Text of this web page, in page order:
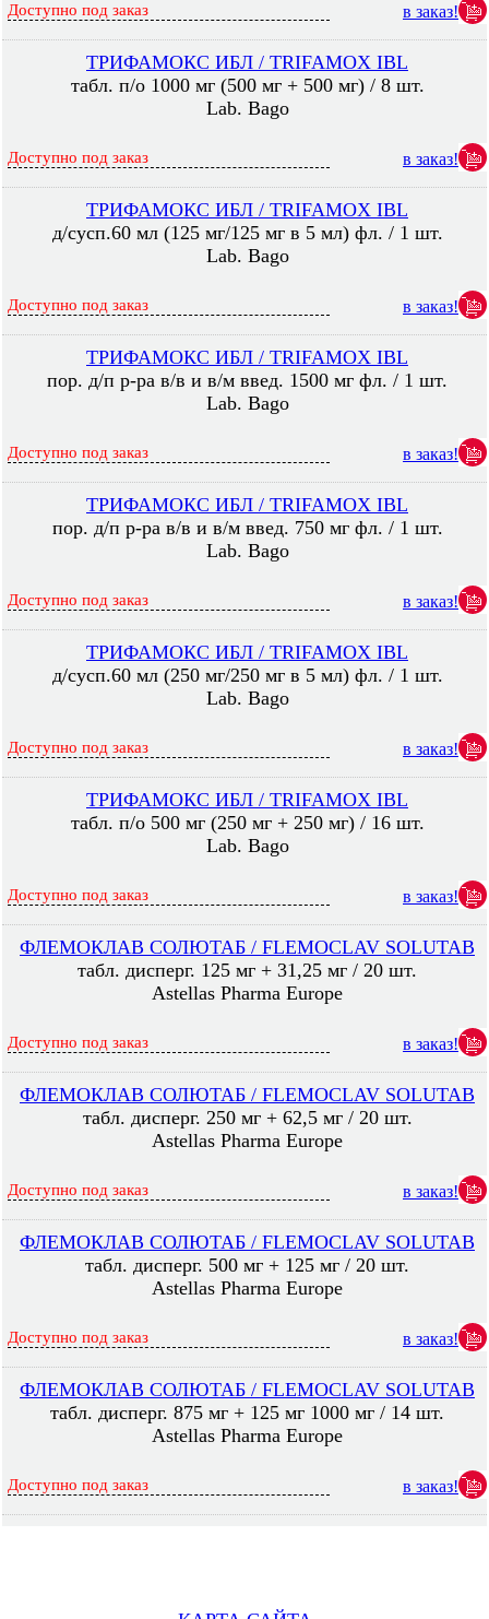
Доступно под заказ в заказ!
ТРИФАМОКС ИБЛ / TRIFAMOX IBL
табл. п/о 1000 мг (500 мг + 500 мг) / 8 шт.
Lab. Bago
Доступно под заказ в заказ!
ТРИФАМОКС ИБЛ / TRIFAMOX IBL
д/сусп.60 мл (125 мг/125 мг в 5 мл) фл. / 1 шт.
Lab. Bago
Доступно под заказ в заказ!
ТРИФАМОКС ИБЛ / TRIFAMOX IBL
пор. д/п р-ра в/в и в/м введ. 1500 мг фл. / 1 шт.
Lab. Bago
Доступно под заказ в заказ!
ТРИФАМОКС ИБЛ / TRIFAMOX IBL
пор. д/п р-ра в/в и в/м введ. 750 мг фл. / 1 шт.
Lab. Bago
Доступно под заказ в заказ!
ТРИФАМОКС ИБЛ / TRIFAMOX IBL
д/сусп.60 мл (250 мг/250 мг в 5 мл) фл. / 1 шт.
Lab. Bago
Доступно под заказ в заказ!
ТРИФАМОКС ИБЛ / TRIFAMOX IBL
табл. п/о 500 мг (250 мг + 250 мг) / 16 шт.
Lab. Bago
Доступно под заказ в заказ!
ФЛЕМОКЛАВ СОЛЮТАБ / FLEMOСLAV SOLUTAB
табл. дисперг. 125 мг + 31,25 мг / 20 шт.
Astellas Pharma Europe
Доступно под заказ в заказ!
ФЛЕМОКЛАВ СОЛЮТАБ / FLEMOСLAV SOLUTAB
табл. дисперг. 250 мг + 62,5 мг / 20 шт.
Astellas Pharma Europe
Доступно под заказ в заказ!
ФЛЕМОКЛАВ СОЛЮТАБ / FLEMOСLAV SOLUTAB
табл. дисперг. 500 мг + 125 мг / 20 шт.
Astellas Pharma Europe
Доступно под заказ в заказ!
ФЛЕМОКЛАВ СОЛЮТАБ / FLEMOСLAV SOLUTAB
табл. дисперг. 875 мг + 125 мг 1000 мг / 14 шт.
Astellas Pharma Europe
Доступно под заказ в заказ!